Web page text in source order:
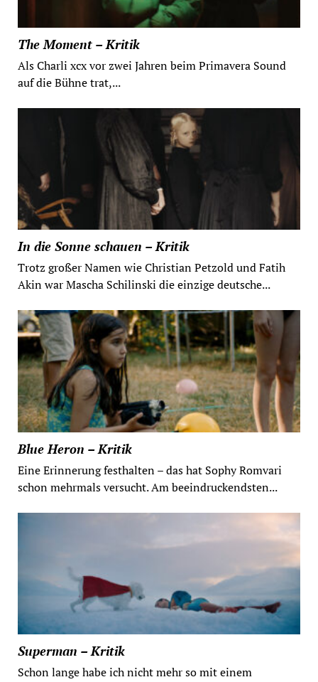
The Moment – Kritik
Als Charli xcx vor zwei Jahren beim Primavera Sound
auf die Bühne trat,...
In die Sonne schauen – Kritik
Trotz großer Namen wie Christian Petzold und Fatih
Akin war Mascha Schilinski die einzige deutsche...
Blue Heron – Kritik
Eine Erinnerung festhalten – das hat Sophy Romvari
schon mehrmals versucht. Am beeindruckendsten...
Superman – Kritik
Schon lange habe ich nicht mehr so mit einem